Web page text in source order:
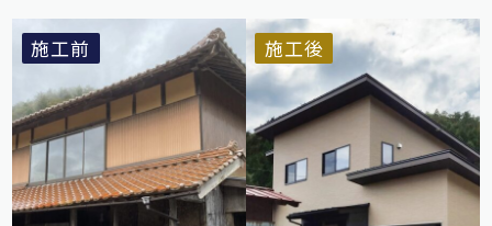
施工前 施工後